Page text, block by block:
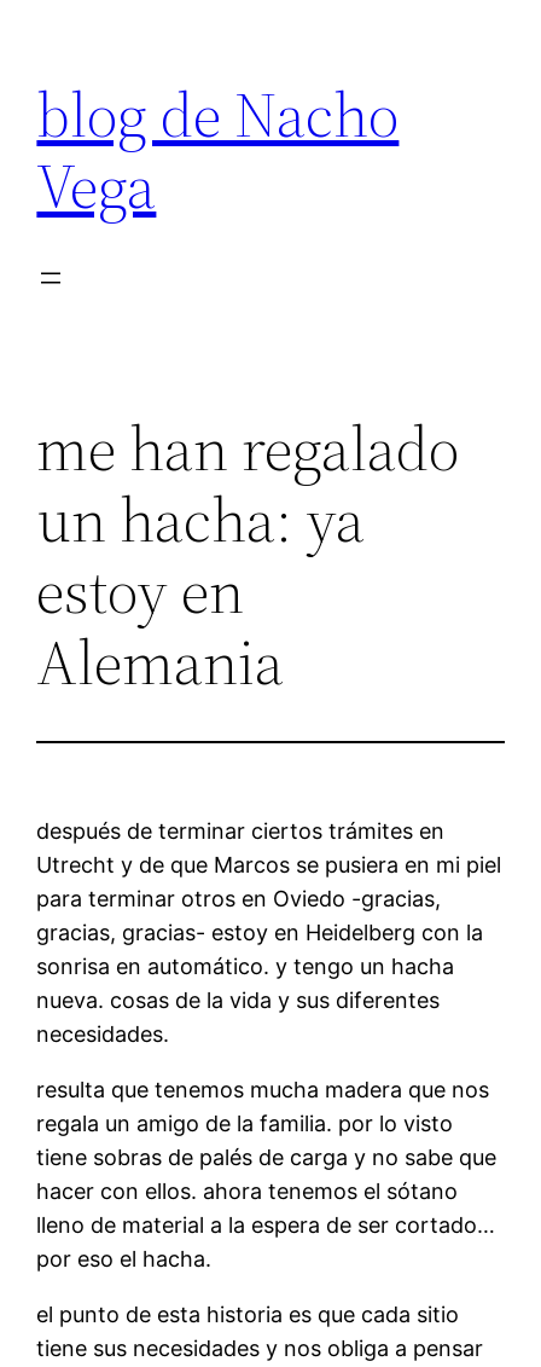
contenido
blog de Nacho
Vega
me han regalado
un hacha: ya
estoy en
Alemania
después de terminar ciertos trámites en
Utrecht y de que Marcos se pusiera en mi piel
para terminar otros en Oviedo -gracias,
gracias, gracias- estoy en Heidelberg con la
sonrisa en automático. y tengo un hacha
nueva. cosas de la vida y sus diferentes
necesidades.
resulta que tenemos mucha madera que nos
regala un amigo de la familia. por lo visto
tiene sobras de palés de carga y no sabe que
hacer con ellos. ahora tenemos el sótano
lleno de material a la espera de ser cortado…
por eso el hacha.
el punto de esta historia es que cada sitio
tiene sus necesidades y nos obliga a pensar